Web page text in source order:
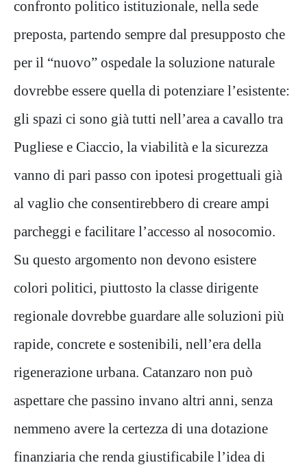
confronto politico istituzionale, nella sede
preposta, partendo sempre dal presupposto che
per il “nuovo” ospedale la soluzione naturale
dovrebbe essere quella di potenziare l’esistente:
gli spazi ci sono già tutti nell’area a cavallo tra
Pugliese e Ciaccio, la viabilità e la sicurezza
vanno di pari passo con ipotesi progettuali già
al vaglio che consentirebbero di creare ampi
parcheggi e facilitare l’accesso al nosocomio.
Su questo argomento non devono esistere
colori politici, piuttosto la classe dirigente
regionale dovrebbe guardare alle soluzioni più
rapide, concrete e sostenibili, nell’era della
rigenerazione urbana. Catanzaro non può
aspettare che passino invano altri anni, senza
nemmeno avere la certezza di una dotazione
finanziaria che renda giustificabile l’idea di